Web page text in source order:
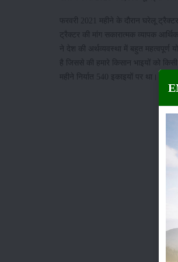
फरवरी 2021 महीने के दौरान घरेलू
ट्रैक्टर की मांग सकारात्मक व्यापक
ने देश की अर्थव्यवस्था में बहुत महत्वपूर्ण
है जिससे की हमारे किसान भाइयों को
महीने निर्यात 540 इकाइयों पर था।